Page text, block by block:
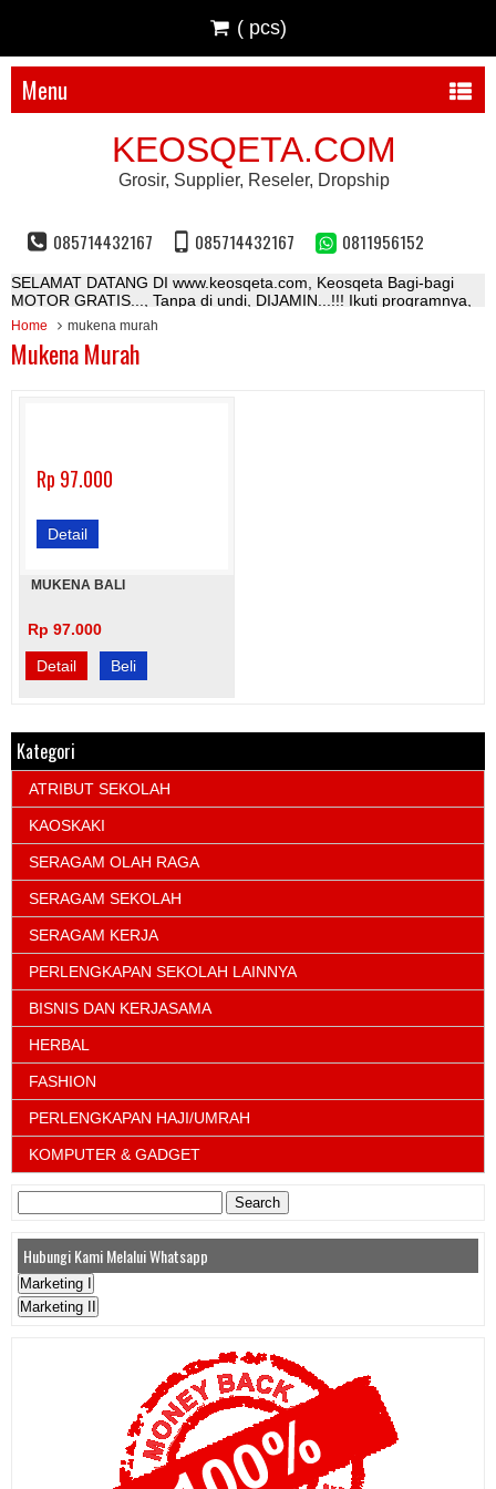
Menu
KEOSQETA.COM
Grosir, Supplier, Reseler, Dropship
085714432167 085714432167 0811956152
(pcs)
SELAMAT DATANG DI www.keosqeta.com, Keosqeta Bagi-bagi
MOTOR GRATIS..., Tanpa di undi, DIJAMIN...!!! Ikuti programnya,
menangkan hadiahnya...
Home mukena murah
Mukena Murah
Rp 97.000
Detail
MUKENA BALI
Rp 97.000
Detail Beli
Kategori
ATRIBUT SEKOLAH
KAOSKAKI
SERAGAM OLAH RAGA
SERAGAM SEKOLAH
SERAGAM KERJA
PERLENGKAPAN SEKOLAH LAINNYA
BISNIS DAN KERJASAMA
HERBAL
FASHION
PERLENGKAPAN HAJI/UMRAH
KOMPUTER & GADGET
for:
Hubungi Kami Melalui Whatsapp
Marketing I
Marketing II